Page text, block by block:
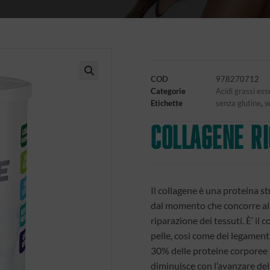
COD
978270712
Categorie
Acidi grassi
Etichette
senza glutine,
COLLAGENE
Il collagene è una proteina
dal momento che concorre
riparazione dei tessuti. È’ il
pelle, così come dei
30% delle proteine
diminuisce con l’avanzare